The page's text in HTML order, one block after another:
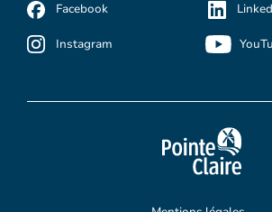
Facebook
Instagram